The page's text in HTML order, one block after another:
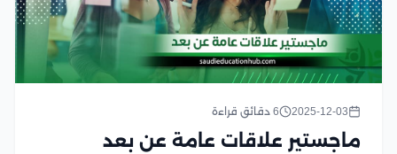
2025-12-03 6 دقائق قراءة
ماجستير علاقات عامة عن بعد